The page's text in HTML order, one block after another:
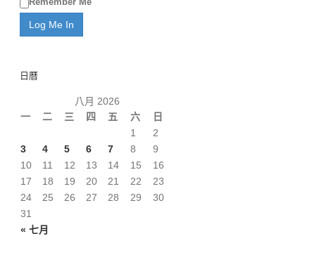
日曆
八月 2026
一
二 三 四 五 六 日
« 七月
1
2
3
4 5 6 7 8
9
10
11 12 13 14 15
16
17
18 19 20 21 22
23
24
25 26 27 28 29
30
31